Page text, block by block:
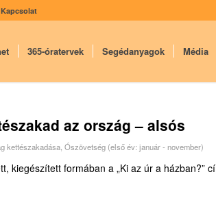
Kapcsolat
365-óratervek Segédanyagok Média
az ország – alsós
kettészakadása Ószövetség (első év: január - november)
kiegészített formában a „Ki az úr a házban?”